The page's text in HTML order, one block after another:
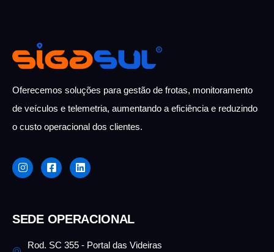
Oferecemos soluções para gestão de frotas, monitoramento
de veículos e telemetria, aumentando a eficiência e reduzindo
o custo operacional dos clientes.
SEDE OPERACIONAL
Rod. SC 355 - Portal das Videiras